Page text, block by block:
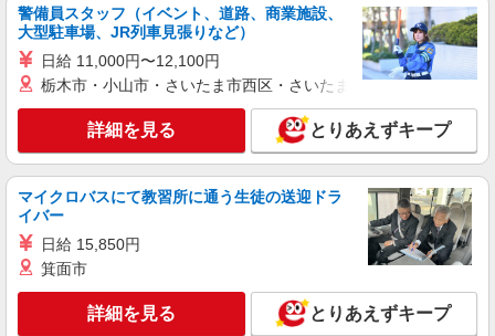
警備員スタッフ（イベント、道路、商業施設、
大型駐車場、JR列車見張りなど）
日給 11,000円〜12,100円
栃木市・小山市・さいたま市西区・さいたま市岩槻区・久喜市・
詳細を見る とりあえずキープ
マイクロバスにて教習所に通う生徒の送迎ドラ
イバー
日給 15,850円
箕面市
詳細を見る とりあえずキープ